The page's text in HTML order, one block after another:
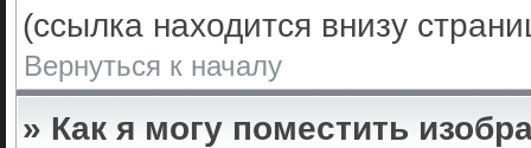
(ссылка находится внизу
Вернуться к началу
» Как я могу поместить